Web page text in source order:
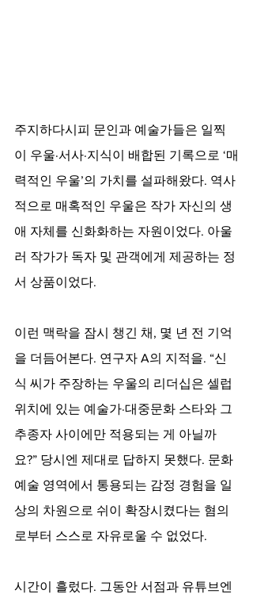
주지하다시피 문인과 예술가들은 일찍
이 우울·서사·지식이 배합된 기록으로 ‘매
력적인 우울’의 가치를 설파해왔다. 역사
적으로 매혹적인 우울은 작가 자신의 생
애 자체를 신화화하는 자원이었다. 아울
러 작가가 독자 및 관객에게 제공하는 정
서 상품이었다.
이런 맥락을 잠시 챙긴 채, 몇 년 전 기억
을 더듬어본다. 연구자 A의 지적을. “신
식 씨가 주장하는 우울의 리더십은 셀럽
위치에 있는 예술가·대중문화 스타와 그
추종자 사이에만 적용되는 게 아닐까
요?” 당시엔 제대로 답하지 못했다. 문화
예술 영역에서 통용되는 감정 경험을 일
상의 차원으로 쉬이 확장시켰다는 혐의
로부터 스스로 자유로울 수 없었다.
시간이 흘렀다. 그동안 서점과 유튜브엔